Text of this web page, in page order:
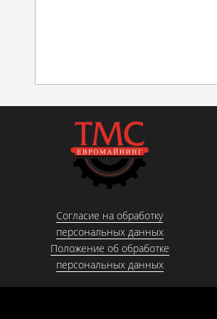
Согласие на обработку
персональных данных
Положение об обработке
персональных данных